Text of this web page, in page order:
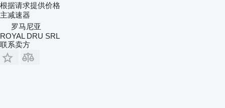
根据请求提供价格
主减速器
罗马尼亚
ROYAL DRU SRL
联系卖方